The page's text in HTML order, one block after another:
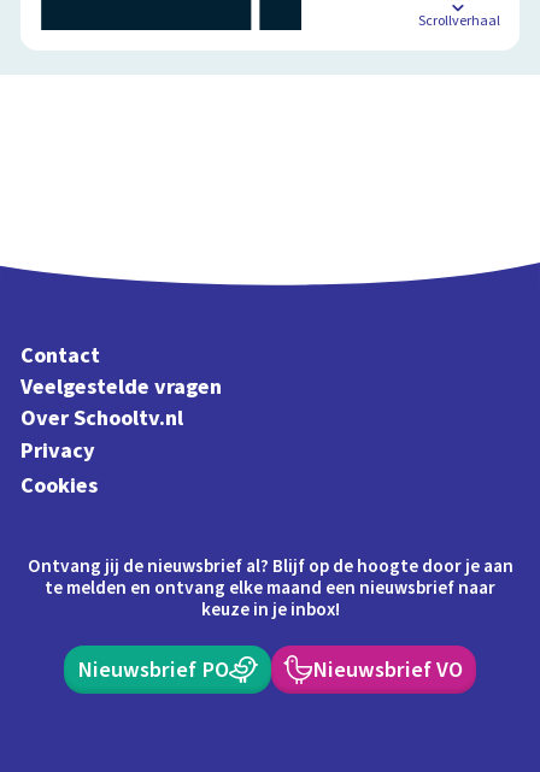
Scrollverhaal
Contact
Veelgestelde vragen
Over Schooltv.nl
Privacy
Cookies
Ontvang jij de nieuwsbrief al? Blijf op de hoogte door je aan
te melden en ontvang elke maand een nieuwsbrief naar
keuze in je inbox!
Nieuwsbrief PO Nieuwsbrief VO